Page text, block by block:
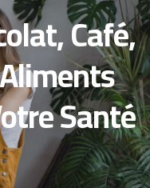
Café,
Santé